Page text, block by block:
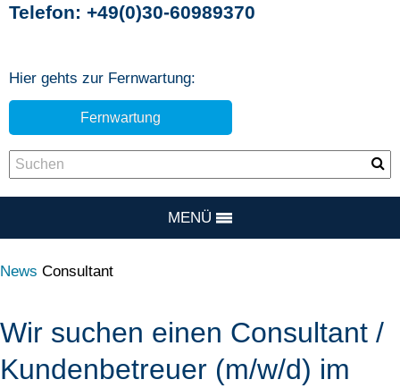
Telefon: +49(0)30-60989370
Hier gehts zur Fernwartung:
Fernwartung
MENÜ
News Consultant
Wir suchen einen Consultant /
Kundenbetreuer (m/w/d) im